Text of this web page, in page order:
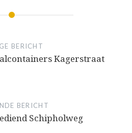
BERICHT
Kagerstraat
BERICHT
Schipholweg